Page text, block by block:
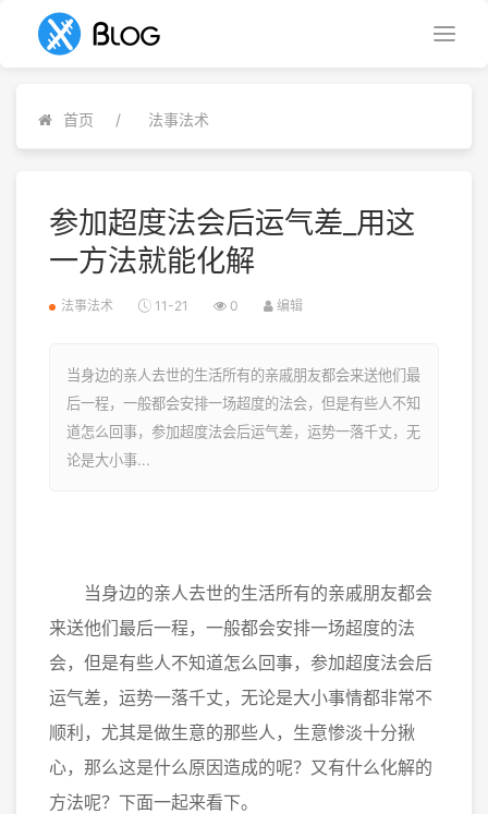
首页 法事法术
参加超度法会后运气差_用这
一方法就能化解
法事法术 11-21 0 编辑
当身边的亲人去世的生活所有的亲戚朋友都会来送他们最
后一程，一般都会安排一场超度的法会，但是有些人不知
道怎么回事，参加超度法会后运气差，运势一落千丈，无
论是大小事...
当身边的亲人去世的生活所有的亲戚朋友都会
来送他们最后一程，一般都会安排一场超度的法
会，但是有些人不知道怎么回事，参加超度法会后
运气差，运势一落千丈，无论是大小事情都非常不
顺利，尤其是做生意的那些人，生意惨淡十分揪
心，那么这是什么原因造成的呢？又有什么化解的
方法呢？下面一起来看下。